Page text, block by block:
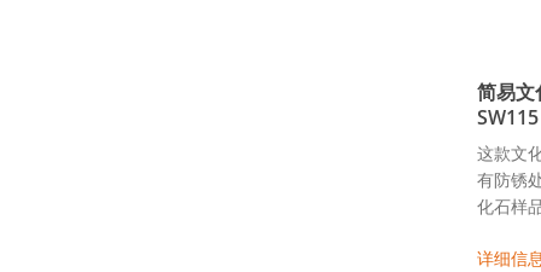
简易文
SW115
这款文
有防锈
化石样
详细信